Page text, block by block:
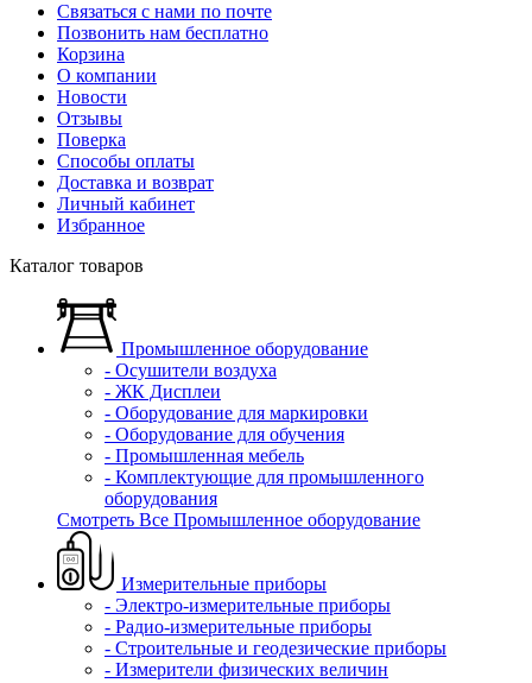
Связаться с нами по почте
Позвонить нам бесплатно
Корзина
О компании
Новости
Отзывы
Поверка
Способы оплаты
Доставка и возврат
Личный кабинет
Избранное
Каталог товаров
Промышленное оборудование
- Осушители воздуха
- ЖК Дисплеи
- Оборудование для маркировки
- Оборудование для обучения
- Промышленная мебель
- Комплектующие для промышленного
оборудования
Смотреть Все Промышленное оборудование
Измерительные приборы
- Электро-измерительные приборы
- Радио-измерительные приборы
- Строительные и геодезические приборы
- Измерители физических величин